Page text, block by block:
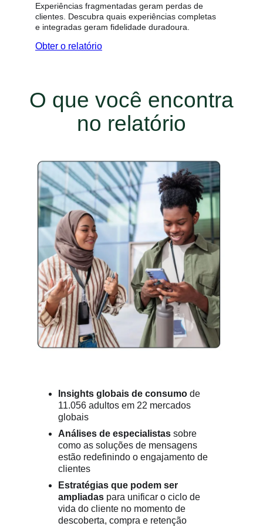
Experiências fragmentadas geram perdas de
clientes. Descubra quais experiências completas
e integradas geram fidelidade duradoura.
Obter o relatório
O que você encontra
no relatório
Insights globais de consumo de
11.056 adultos em 22 mercados
globais
Análises de especialistas sobre
como as soluções de mensagens
estão redefinindo o engajamento de
clientes
Estratégias que podem ser
ampliadas para unificar o ciclo de
vida do cliente no momento de
descoberta, compra e retenção